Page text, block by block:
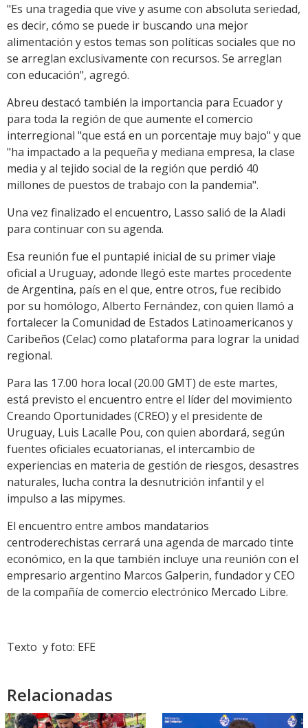
"Es una tragedia que vive y asume con absoluta seriedad,
es decir, cómo se puede ir buscando una mejor
alimentación y estos temas son políticas sociales que no
se arreglan exclusivamente con recursos. Se arreglan
con educación", agregó.
Abreu destacó también la importancia para Ecuador y
para toda la región de que aumente el comercio
interregional "que está en un porcentaje muy bajo" y que
"ha impactado a la pequeña y mediana empresa, la clase
media y al tejido social de la región que perdió 40
millones de puestos de trabajo con la pandemia".
Una vez finalizado el encuentro, Lasso salió de la Aladi
para continuar con su agenda.
Esa reunión fue el puntapié inicial de su primer viaje
oficial a Uruguay, adonde llegó este martes procedente
de Argentina, país en el que, entre otros, fue recibido
por su homólogo, Alberto Fernández, con quien llamó a
fortalecer la Comunidad de Estados Latinoamericanos y
Caribeños (Celac) como plataforma para lograr la unidad
regional.
Para las 17.00 hora local (20.00 GMT) de este martes,
está previsto el encuentro entre el líder del movimiento
Creando Oportunidades (CREO) y el presidente de
Uruguay, Luis Lacalle Pou, con quien abordará, según
fuentes oficiales ecuatorianas, el intercambio de
experiencias en materia de gestión de riesgos, desastres
naturales, lucha contra la desnutrición infantil y el
impulso a las mipymes.
El encuentro entre ambos mandatarios
centroderechistas cerrará una agenda de marcado tinte
económico, en la que también incluye una reunión con el
empresario argentino Marcos Galperin, fundador y CEO
de la compañía de comercio electrónico Mercado Libre.
Texto y foto: EFE
Relacionadas